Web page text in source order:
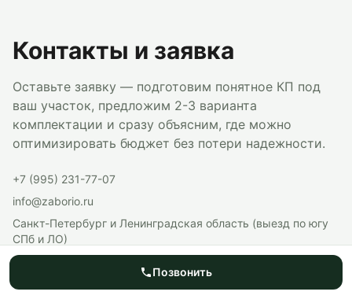
Контакты и заявка
Оставьте заявку — подготовим понятное КП под
ваш участок, предложим 2-3 варианта
комплектации и сразу объясним, где можно
оптимизировать бюджет без потери надежности.
+7 (995) 231-77-07
info@zaborio.ru
Санкт-Петербург и Ленинградская область (выезд по югу
СПб и ЛО)
• Работаем официально: договор, акты, гарантийные
обязательства.
Позвонить